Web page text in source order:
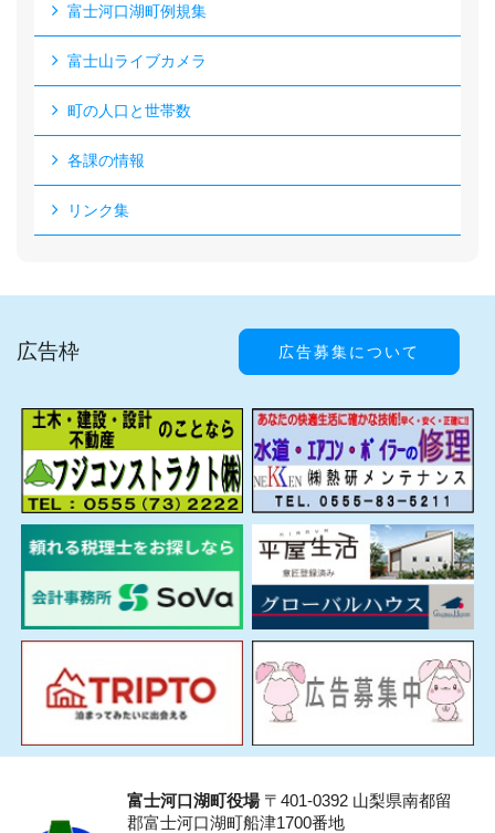
富士河口湖町例規集
富士山ライブカメラ
町の人口と世帯数
各課の情報
リンク集
広告枠 広告募集について
富士河口湖町役場〒401-0392 山梨県南都留
郡富士河口湖町船津1700番地